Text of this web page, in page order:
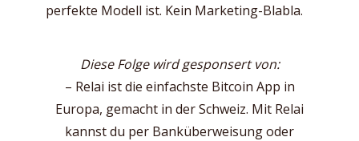
perfekte Modell ist. Kein Marketing-Blabla.
Diese Folge wird gesponsert von:
– Relai ist die einfachste Bitcoin App in
Europa, gemacht in der Schweiz. Mit Relai
kannst du per Banküberweisung oder